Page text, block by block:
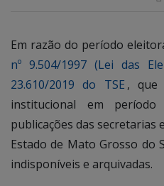
Em razão do período
nº 9.504/1997 (Lei das
23.610/2019 do TSE , que
institucional em
publicações das secretarias
Estado de Mato Grosso do
indisponíveis e arquivadas.